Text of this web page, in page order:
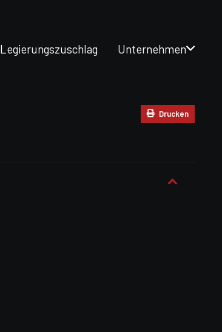
Legierungszuschlag Unternehmen
Drucken